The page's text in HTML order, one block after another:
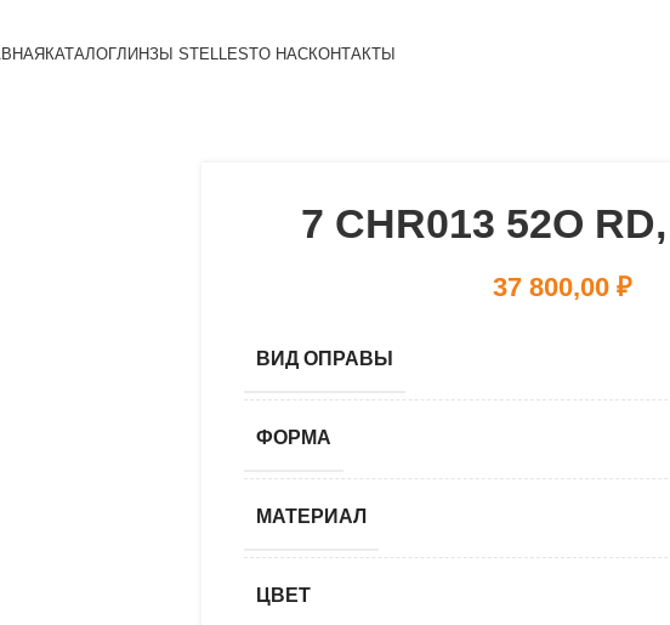
КАТАЛОГЛИНЗЫ STELLESTО НАСКОНТАКТЫ
7 CHR013 52O
37 800,00₽
ВИД ОПРАВЫ
ФОРМА
МАТЕРИАЛ
ЦВЕТ